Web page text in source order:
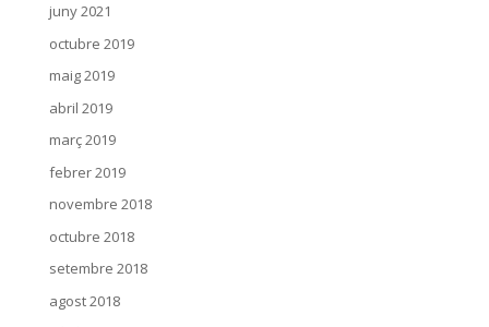
juny 2021
octubre 2019
maig 2019
abril 2019
març 2019
febrer 2019
novembre 2018
octubre 2018
setembre 2018
agost 2018